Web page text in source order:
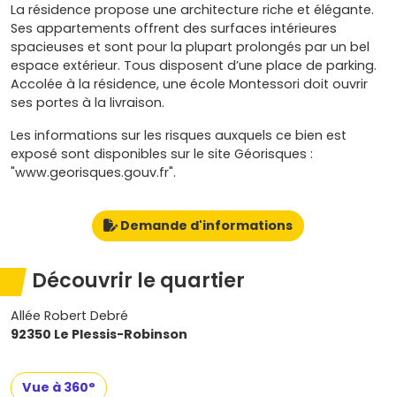
La résidence propose une architecture riche et élégante.
Ses appartements offrent des surfaces intérieures
spacieuses et sont pour la plupart prolongés par un bel
espace extérieur. Tous disposent d’une place de parking.
Accolée à la résidence, une école Montessori doit ouvrir
ses portes à la livraison.
Les informations sur les risques auxquels ce bien est
exposé sont disponibles sur le site Géorisques :
"www.georisques.gouv.fr".
Demande d'informations
Découvrir le quartier
Allée Robert Debré
92350 Le Plessis-Robinson
Vue à 360°